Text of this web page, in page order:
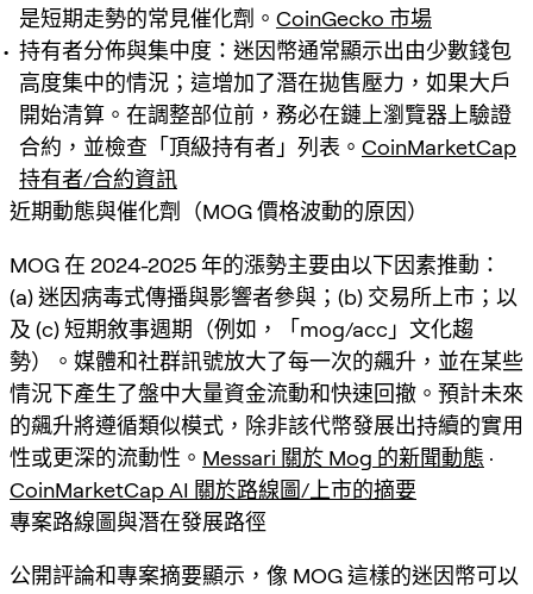
是短期走勢的常見催化劑。 CoinGecko 市場
持有者分佈與集中度：迷因幣通常顯示出由少數錢包
高度集中的情況；這增加了潛在拋售壓力，如果大戶
開始清算。在調整部位前，務必在鏈上瀏覽器上驗證
合約，並檢查「頂級持有者」列表。 CoinMarketCap
持有者/合約資訊
近期動態與催化劑（MOG 價格波動的原因）
MOG 在 2024-2025 年的漲勢主要由以下因素推動：
(a) 迷因病毒式傳播與影響者參與；(b) 交易所上市；以
及 (c) 短期敘事週期（例如，「mog/acc」文化趨
勢）。媒體和社群訊號放大了每一次的飆升，並在某些
情況下產生了盤中大量資金流動和快速回撤。預計未來
的飆升將遵循類似模式，除非該代幣發展出持續的實用
性或更深的流動性。 Messari 關於 Mog 的新聞動態 ·
CoinMarketCap AI 關於路線圖/上市的摘要
專案路線圖與潛在發展路徑
公開評論和專案摘要顯示，像 MOG 這樣的迷因幣可以